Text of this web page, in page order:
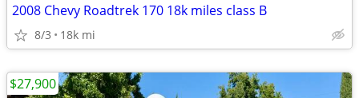
2008 Chevy Roadtrek 170 18k miles class B
8/3 18k mi
$27,900